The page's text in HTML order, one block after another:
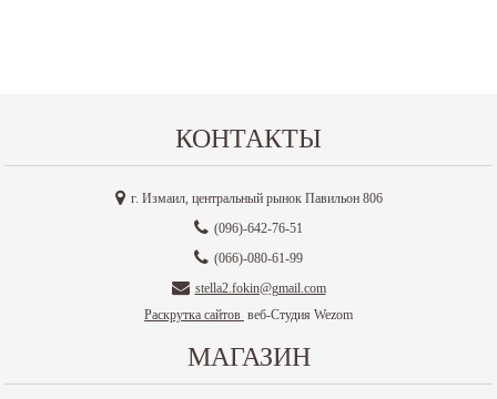
КОНТАКТЫ
г. Измаил, центральный рынок Павильон 806
(096)-642-76-51
(066)-080-61-99
stella2.fokin@gmail.com
Раскрутка сайтов веб-Студия Wezom
МАГАЗИН